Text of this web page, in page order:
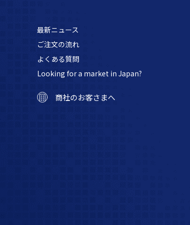
最新ニュース
ご注文の流れ
よくある質問
Looking for a market in Japan?
商社のお客さまへ